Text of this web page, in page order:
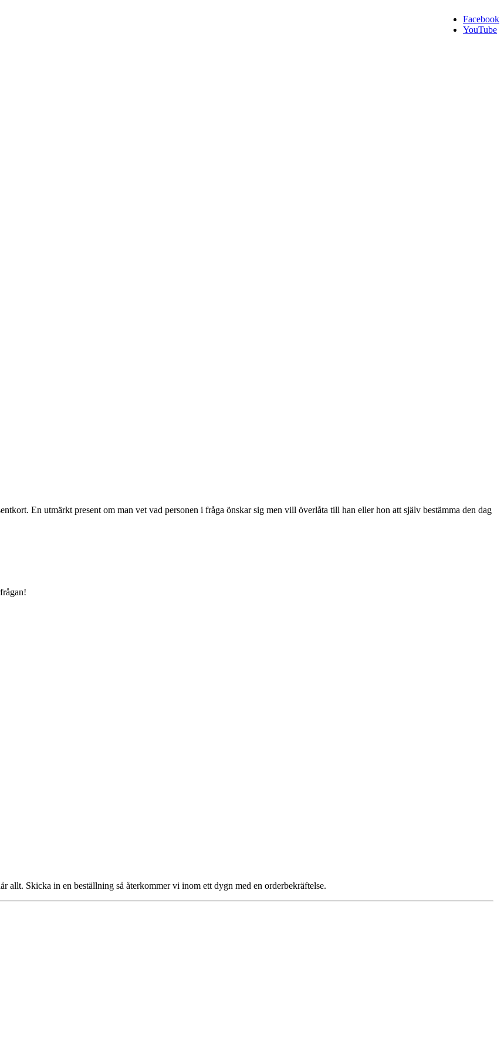
Facebook
YouTube
En utmärkt present om man vet vad personen i fråga önskar sig men vill överlåta till han eller hon att själv bestämma den dag
allt. Skicka in en beställning så återkommer vi inom ett dygn med en orderbekräftelse.